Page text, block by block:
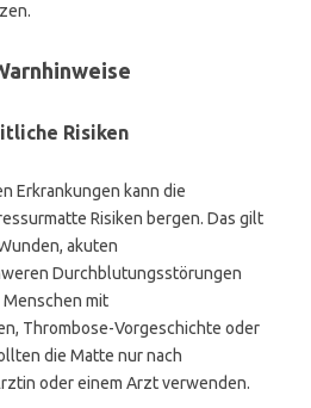
Risiken
Erkrankungen kann die
Risiken bergen. Das gilt
akuten
Durchblutungsstörungen
mit
Thrombose-Vorgeschichte oder
die Matte nur nach
oder einem Arzt verwenden.